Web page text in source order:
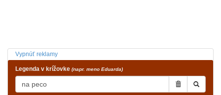
Vypnúť reklamy
Legenda v krížovke (napr. meno Eduarda)